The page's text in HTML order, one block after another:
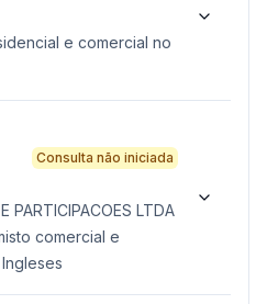
e comercial no
Consulta não iniciada
PARTICIPACOES LTDA
comercial e